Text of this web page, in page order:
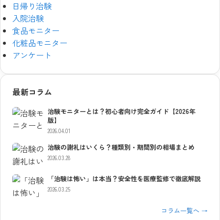
日帰り治験
入院治験
食品モニター
化粧品モニター
アンケート
最新コラム
治験モニターとは？初心者向け完全ガイド【2026年
版】
2026.04.01
治験の謝礼はいくら？種類別・期間別の相場まとめ
2026.03.28
「治験は怖い」は本当？安全性を医療監修で徹底解説
2026.03.25
コラム一覧へ →